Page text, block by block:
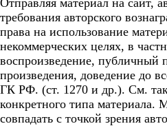
Отправляя материал на сайт,
требования авторского
права на использование
некоммерческих целях, в
воспроизведение, публичный
произведения, доведение до
ГК РФ. (ст. 1270 и др.). См.
конкретного типа
совпадать с точкой зрения